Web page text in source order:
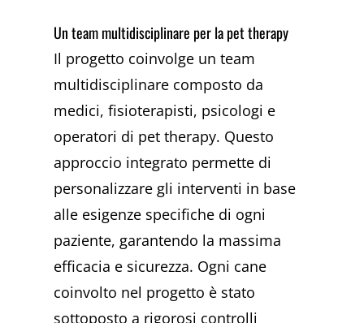
Un team multidisciplinare per la pet therapy
Il progetto coinvolge un team
multidisciplinare composto da
medici, fisioterapisti, psicologi e
operatori di pet therapy. Questo
approccio integrato permette di
personalizzare gli interventi in base
alle esigenze specifiche di ogni
paziente, garantendo la massima
efficacia e sicurezza. Ogni cane
coinvolto nel progetto è stato
sottoposto a rigorosi controlli